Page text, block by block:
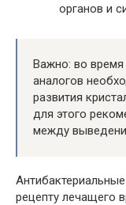
органов и
Важно: во время
аналогов
развития
для этого
между
рецепту лечащего